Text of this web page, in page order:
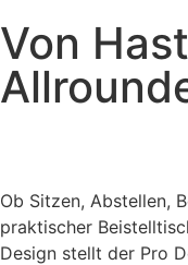
Von
Ob Sitzen, Abstellen,
praktischer
Design stellt der Pro